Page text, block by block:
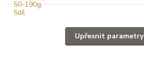
Upřesnit parametry